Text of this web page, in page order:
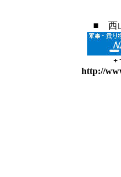
■ 西
+
http://